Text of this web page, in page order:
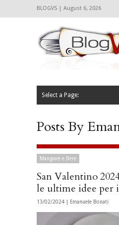
BLOGVS | August 6, 2026
Select a Page:
Posts By
Mangiare e Bere
San Valentino
le ultime idee per
13/02/2024 | Emanuele Bonati